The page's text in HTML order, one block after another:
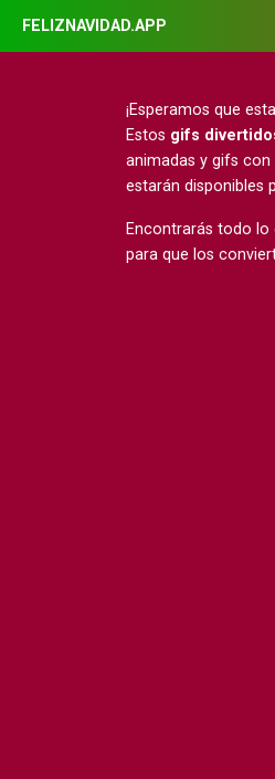
FELIZNAVIDAD.APP
¡Esperamos que
Estos gifs
animadas y gifs
estarán disponibles
Encontrarás todo lo
para que los